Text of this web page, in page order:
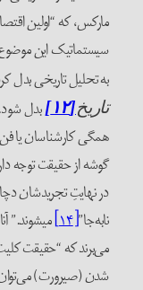
مارکس، که “اولین
سیستماتیک این
به تحلیل تاریخی بدل
تاریخ[۱۲]
بدل
همگی کارشناسان یا
گوشه از حقیقت توجه
در نهایتِ تجریدشان
نابه‌جا”[۱۴]
میشوند.”
می‌برند که “حقیقت
شدن (صیرورت) می‌توان